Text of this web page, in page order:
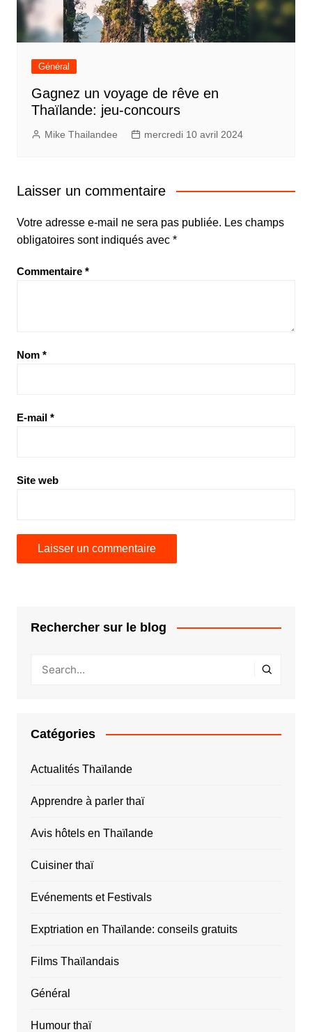
Général
Gagnez un voyage de rêve en
Thaïlande: jeu-concours
Mike Thailandee mercredi 10 avril 2024
Laisser un commentaire
Votre adresse e-mail ne sera pas publiée. Les champs
obligatoires sont indiqués avec *
Commentaire *
Nom *
E-mail *
Site web
Rechercher sur le blog
Catégories
Actualités Thaïlande
Apprendre à parler thaï
Avis hôtels en Thaïlande
Cuisiner thaï
Evénements et Festivals
Exptriation en Thaïlande: conseils gratuits
Films Thaïlandais
Général
Humour thaï